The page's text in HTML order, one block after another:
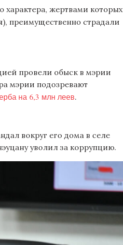
характера, жертвами которых
преимущественно страдали
провели обыск в мэрии
мэрии подозревают
на 6,3 млн леев.
вокруг его дома в селе
уволил за коррупцию.